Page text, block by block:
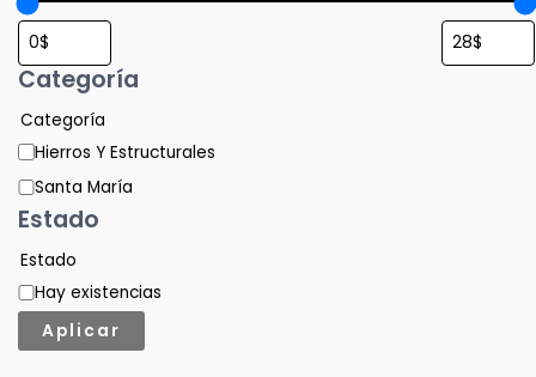
Categoría
Categoría
Hierros Y Estructurales
Santa María
Estado
Estado
Hay existencias
Aplicar